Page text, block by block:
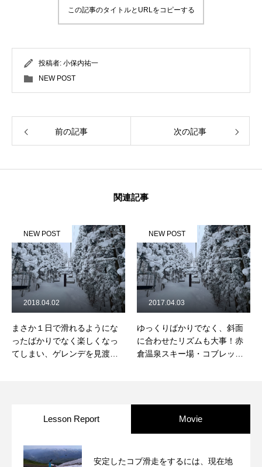
この記事のタイトルとURLをコピーする
投稿者: 小保内祐一
NEW POST
前の記事 次の記事
関連記事
NEW POST
まさか１日で滑れるようにな
ったばかりでなく楽しくなっ
てしまい、ゲレンデを見渡し
2018.04.02
NEW POST
ゆっくりばかりでなく、斜面
に合わせたリズムも大事！赤
倉温泉スキー場・コブレッス
2017.04.03
Lesson Report Movie
安定したコブ滑走をするには、現在地